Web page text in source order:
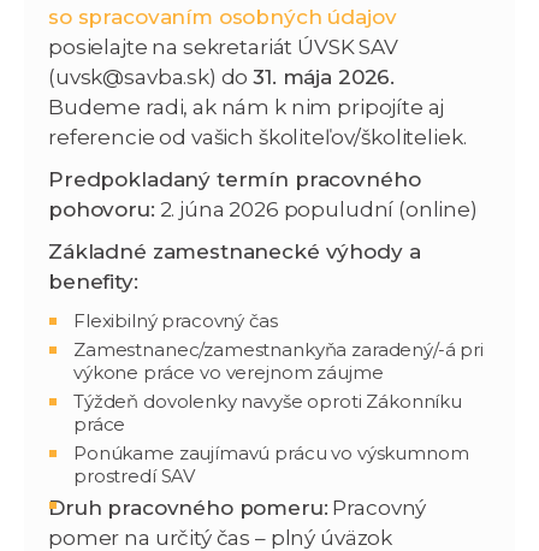
so spracovaním osobných údajov
posielajte na sekretariát ÚVSK SAV
(uvsk@savba.sk) do31. mája 2026.
Budeme radi, ak nám k nim pripojíte aj
referencie od vašich školiteľov/školiteliek.
Predpokladaný termín pracovného
pohovoru: 2. júna 2026 populudní (online)
Základné zamestnanecké výhody a
benefity:
Flexibilný pracovný čas
Zamestnanec/zamestnankyňa zaradený/-á pri
výkone práce vo verejnom záujme
Týždeň dovolenky navyše oproti Zákonníku
práce
Ponúkame zaujímavú prácu vo výskumnom
prostredí SAV
Druh pracovného pomeru: Pracovný
pomer na určitý čas – plný úväzok